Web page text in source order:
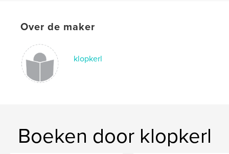
Over de maker
klopkerl
Boeken door klopkerl